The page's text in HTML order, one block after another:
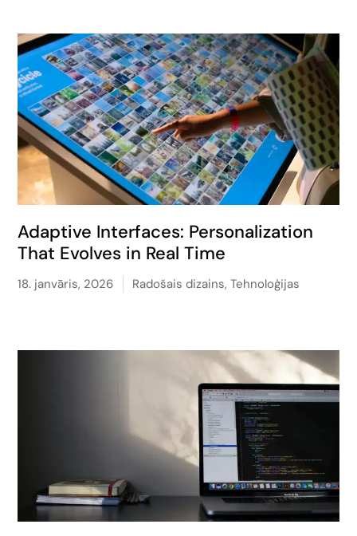
Adaptive Interfaces: Personalization
That Evolves in Real Time
18. janvāris, 2026 Radošais dizains,Tehnoloģijas